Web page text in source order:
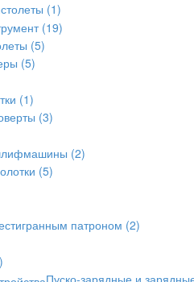
(1)
(19)
(5)
(5)
(1)
(3)
(2)
(5)
патроном (2)